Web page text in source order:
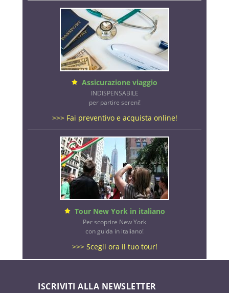
Assicurazione viaggio
INDISPENSABILE
per partire sereni!
>>> Fai preventivo e acquista online!
Tour New York in italiano
Per scoprire New York
con guida in italiano!
>>> Scegli ora il tuo tour!
ISCRIVITI ALLA NEWSLETTER